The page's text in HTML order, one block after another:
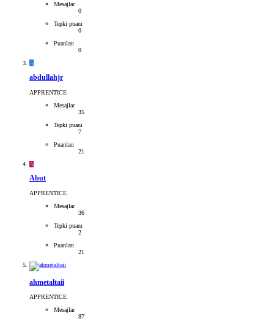
Mesajlar
0
Tepki puanı
0
Puanları
0
A
abdullahjr
APPRENTICE
Mesajlar
35
Tepki puanı
7
Puanları
21
A
Abut
APPRENTICE
Mesajlar
36
Tepki puanı
2
Puanları
21
ahmetaltaii
APPRENTICE
Mesajlar
87